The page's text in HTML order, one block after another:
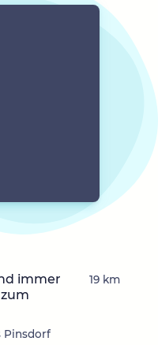
immer
Pinsdorf
19 km